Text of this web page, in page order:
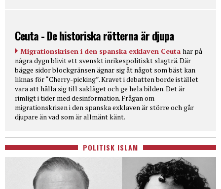
Ceuta - De historiska rötterna är djupa
Migrationskrisen i den spanska exklaven Ceuta har på
några dygn blivit ett svenskt inrikespolitiskt slagträ. Där
bägge sidor blockgränsen ägnar sig åt något som bäst kan
liknas för “Cherry-picking”. Kravet i debatten borde istället
vara att hålla sig till sakläget och ge hela bilden. Det är
rimligt i tider med desinformation. Frågan om
migrationskrisen i den spanska exklaven är större och går
djupare än vad som är allmänt känt.
POLITISK ISLAM